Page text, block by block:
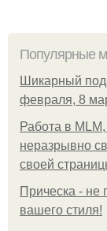
Популярные
Шикарный
февраля, 8
Работа в
неразрывно
своей
Прическа - не
вашего стиля!